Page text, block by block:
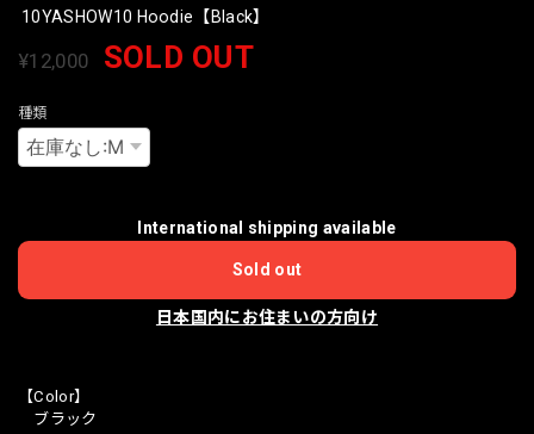
10YASHOW10 Hoodie【Black】
¥12,000 SOLD OUT
種類
International shipping available
Sold out
日本国内にお住まいの方向け
【Color】
ブラック